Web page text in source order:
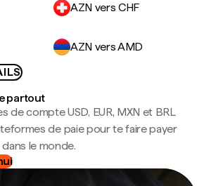
AZN vers CHF
AZN vers AMD
partout
de compte USD, EUR, MXN et BRL
de paie pour te faire payer
le monde.